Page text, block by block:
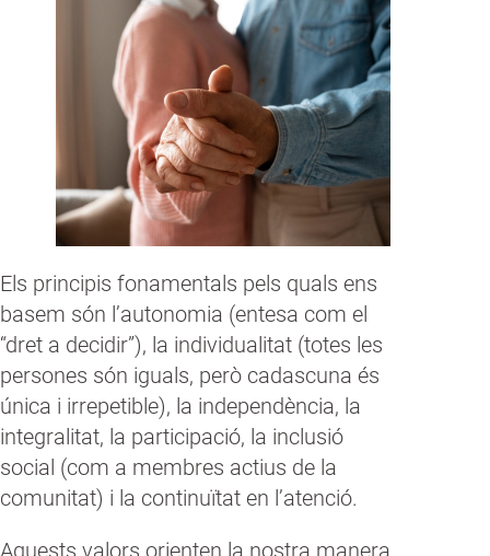
Els principis fonamentals pels quals ens
basem són l’autonomia (entesa com el
“dret a decidir”), la individualitat (totes les
persones són iguals, però cadascuna és
única i irrepetible), la independència, la
integralitat, la participació, la inclusió
social (com a membres actius de la
comunitat) i la continuïtat en l’atenció.
Aquests valors orienten la nostra manera